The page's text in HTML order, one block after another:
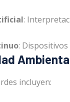
:
:
incluyen: